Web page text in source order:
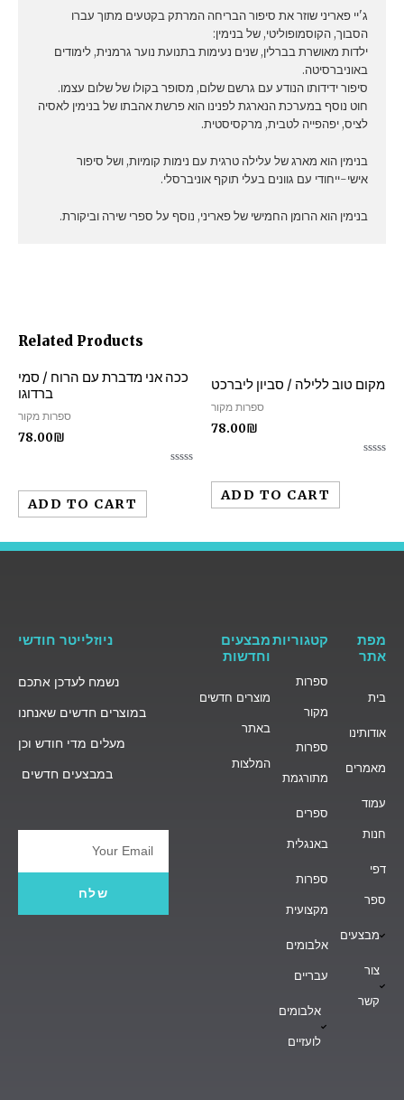
Related Products
מקום טוב ללילה / סביון ליברכט
ספרות מקור
78.00₪
ADD TO CART
ככה אני מדברת עם הרוח / סמי
ברדוגו
ספרות מקור
78.00₪
ADD TO CART
ג'יי פאריני שוזר את סיפור הבריחה המרתק בקטעים מתוך עברו
הסבוך, הקוסמופוליטי, של בנימין:
ילדות מאושרת בברלין, שנים נעימות בתנועת נוער גרמנית, לימודים
באוניברסיטה.
סיפור ידידותו הנודע עם גרשם שלום, מסופר בקולו של שלום עצמו.
חוט נוסף במערכת הנארגת לפנינו הוא פרשת אהבתו של בנימין לאסיה
לציס, יפהפייה לטבית, מרקסיסטית.
בנימין הוא מארג של עלילה טרגית עם נימות קומיות, ושל סיפור
אישי-ייחודי עם גוונים בעלי תוקף אוניברסלי.
בנימין הוא הרומן החמישי של פאריני, נוסף על ספרי שירה וביקורת.
מפת
אתר
בית
אודותינו
מאמרים
עמוד
חנות
דפי
ספר
מבצעים
צור
קשר
קטגוריות
ספרות
מקור
ספרות
מתורגמת
ספרים
באנגלית
ספרות
מקצועית
אלבומים
עבריים
אלבומים
לועזיים
מבצעים
וחדשות
מוצרים חדשים
באתר
המלצות
ניוזלייטר חודשי
נשמח לעדכן אתכם
במוצרים חדשים שאנחנו
מעלים מדי חודש וכן
במבצעים חדשים
Email
שלח